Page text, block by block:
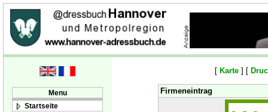
Menu
Startseite
[ Karte ] [
Firmeneintrag